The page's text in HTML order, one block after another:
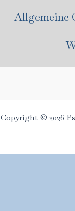
Allgemeine
Copyright © 2026